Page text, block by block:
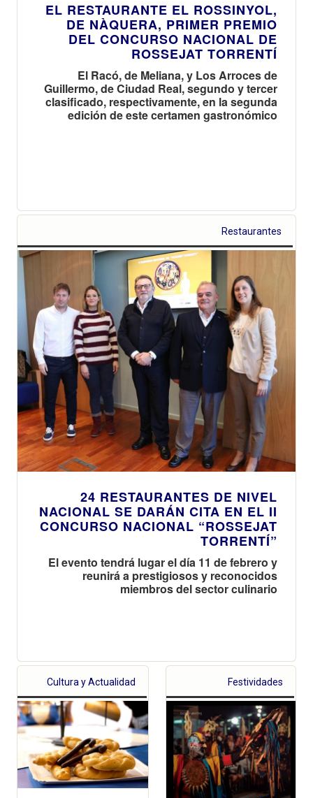
EL RESTAURANTE EL ROSSINYOL,
DE NÀQUERA, PRIMER PREMIO
DEL CONCURSO NACIONAL DE
ROSSEJAT TORRENTÍ
El Racó, de Meliana, y Los Arroces de
Guillermo, de Ciudad Real, segundo y tercer
clasificado, respectivamente, en la segunda
edición de este certamen gastronómico
Restaurantes
24 RESTAURANTES DE NIVEL
NACIONAL SE DARÁN CITA EN EL II
CONCURSO NACIONAL “ROSSEJAT
TORRENTÍ”
El evento tendrá lugar el día 11 de febrero y
reunirá a prestigiosos y reconocidos
miembros del sector culinario
Cultura y Actualidad Festividades